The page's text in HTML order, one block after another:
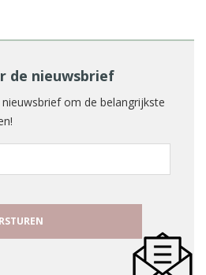
de nieuwsbrief
om de belangrijkste